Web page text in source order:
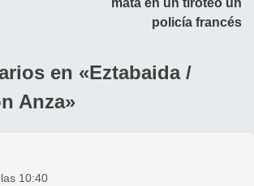
policía francés
en «Eztabaida /
Anza»
10:40